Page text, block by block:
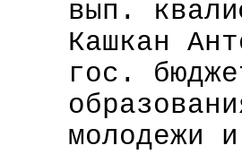
вып.
Кашкан
гос.